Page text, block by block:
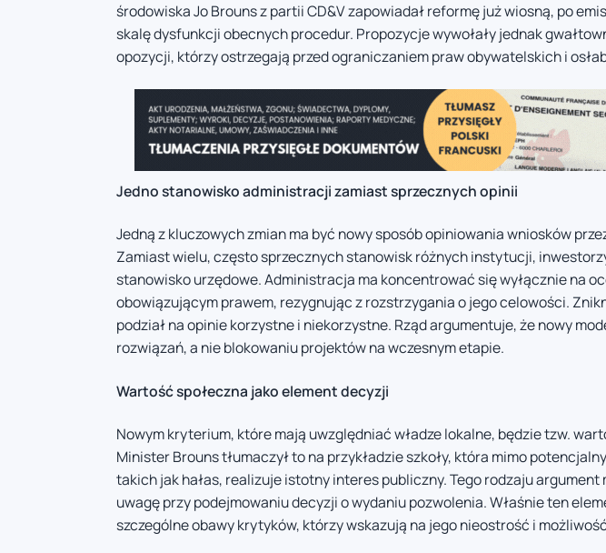
środowiska Jo Brouns z partii CD&V zapowiadał reformę już wiosną, po
skalę dysfunkcji obecnych procedur. Propozycje wywołały jednak
opozycji, którzy ostrzegają przed ograniczaniem praw obywatelskich i
Jedno stanowisko administracji zamiast sprzecznych opinii
Jedną z kluczowych zmian ma być nowy sposób opiniowania wniosków
Zamiast wielu, często sprzecznych stanowisk różnych instytucji,
stanowisko urzędowe. Administracja ma koncentrować się wyłącznie na
obowiązującym prawem, rezygnując z rozstrzygania o jego celowości.
podział na opinie korzystne i niekorzystne. Rząd argumentuje, że nowy
rozwiązań, a nie blokowaniu projektów na wczesnym etapie.
Wartość społeczna jako element decyzji
Nowym kryterium, które mają uwzględniać władze lokalne, będzie tzw.
Minister Brouns tłumaczył to na przykładzie szkoły, która mimo
takich jak hałas, realizuje istotny interes publiczny. Tego rodzaju
uwagę przy podejmowaniu decyzji o wydaniu pozwolenia. Właśnie ten
szczególne obawy krytyków, którzy wskazują na jego nieostrość i